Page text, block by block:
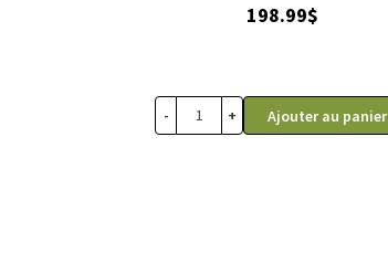
198.99$
- + Ajouter au panier